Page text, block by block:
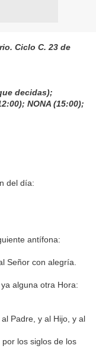
Ciclo C. 23 de
decidas);
NONA (15:00);
del día:
antífona:
Señor con alegría.
alguna otra Hora:
Padre, y al Hijo, y al
los siglos de los